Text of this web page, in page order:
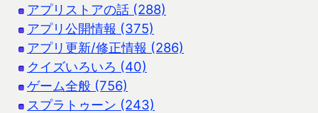
アプリストアの話 (288)
アプリ公開情報 (375)
アプリ更新/修正情報 (286)
クイズいろいろ (40)
ゲーム全般 (756)
スプラトゥーン (243)